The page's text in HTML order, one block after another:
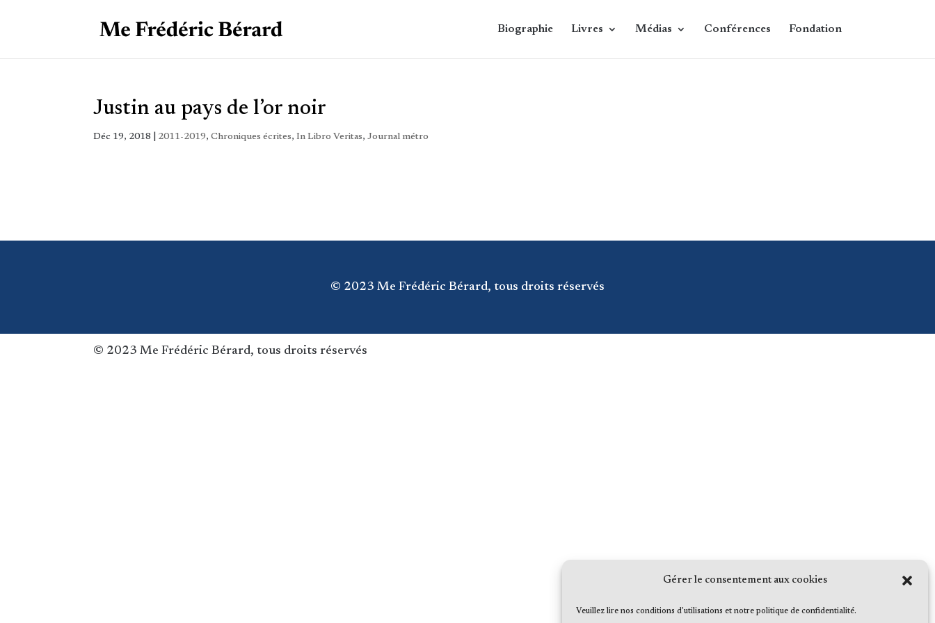
Gérer le consentement aux cookies
Veuillez lire nos conditions d'utilisations et notre politique de confidentialité.
Biographie Livres Médias Conférences Fondation
Justin au pays de l’or noir
Déc 19, 2018 2011-2019,Chroniques écrites,In Libro Veritas,Journal métro
© 2023 Me Frédéric Bérard, tous droits réservés
© 2023 Me Frédéric Bérard, tous droits réservés